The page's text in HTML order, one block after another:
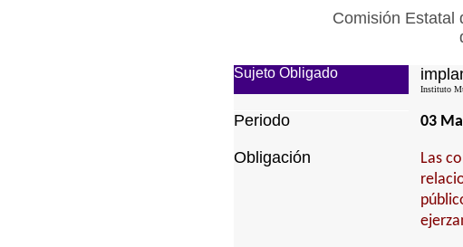
Comisión Estatal
Sujeto Obligado
Instituto
Periodo 03
Obligación
Las